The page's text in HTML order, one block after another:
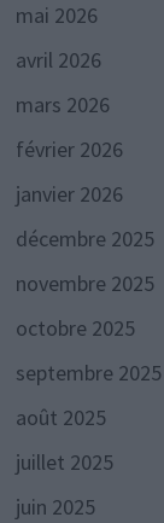
mai 2026
avril 2026
mars 2026
février 2026
janvier 2026
décembre 2025
novembre 2025
octobre 2025
septembre 2025
août 2025
juillet 2025
juin 2025